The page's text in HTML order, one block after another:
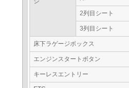
2列目シート
3列目シート
床下ラゲージボックス
エンジンスタートボタン
キーレスエントリー